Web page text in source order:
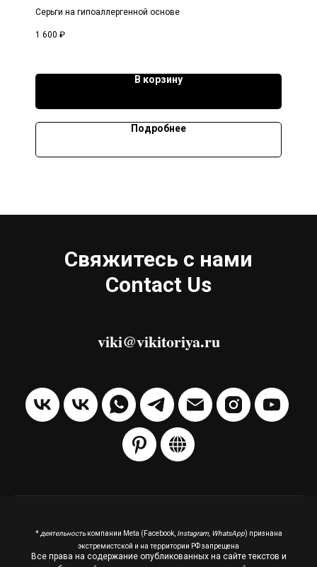
Серьги на гипоаллергенной основе
1 600 ₽
В корзину
Подробнее
Свяжитесь с нами
Contact Us
viki@vikitoriya.ru
* деятельностькомпании Meta (Facebook, Instagram, WhatsApp) признана
экстремистской и на территории РФ запрещена
Все права на содержание опубликованных на сайте текстов и